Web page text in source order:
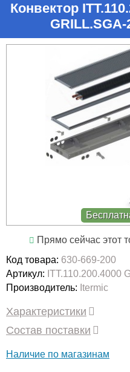
Конвектор
Прямо сейчас этот
Код товара: 630-669-200
Артикул: ITT.110.200.4000
Производитель: Itermic
Характеристики
Состав поставки
Наличие по магазинам